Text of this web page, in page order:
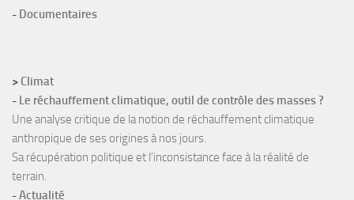
- Documentaires
>Climat
- Le réchauffement climatique, outil de contrôle des masses ?
Une analyse critique de la notion de réchauffement climatique
anthropique de ses origines à nos jours.
Sa récupération politique et l'inconsistance face à la réalité de
terrain.
-Actualité